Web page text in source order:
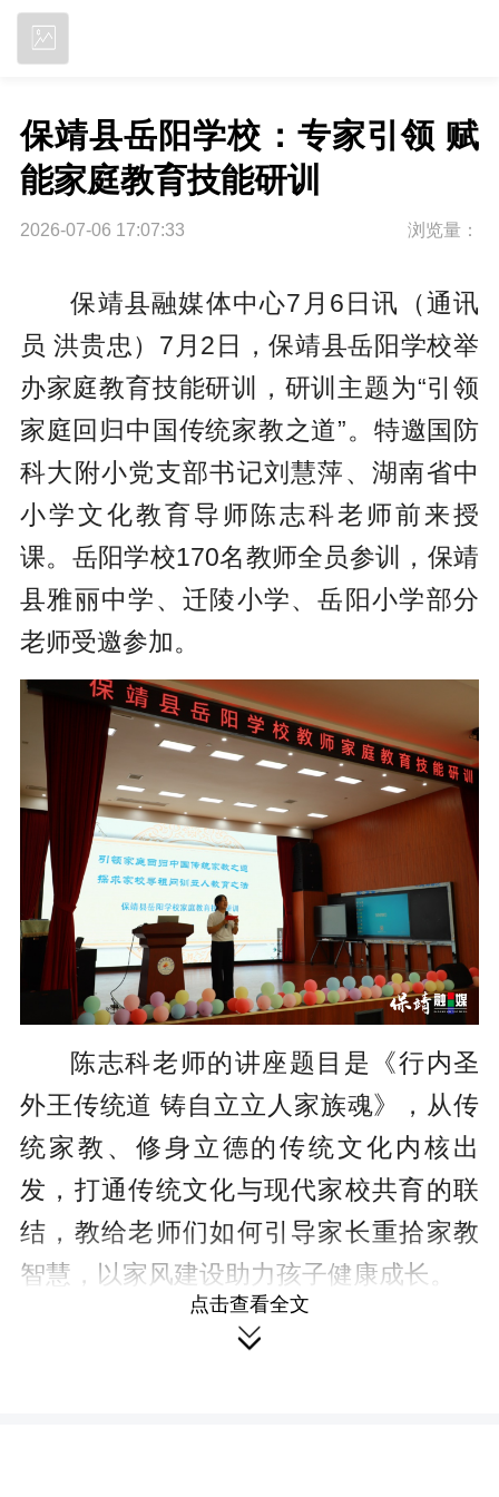
保靖县岳阳学校：专家引领 赋
能家庭教育技能研训
2026-07-06 17:07:33 浏览量：
保靖县融媒体中心7月6日讯（通讯
员 洪贵忠）7月2日，保靖县岳阳学校举
办家庭教育技能研训，研训主题为“引领
家庭回归中国传统家教之道”。特邀国防
科大附小党支部书记刘慧萍、湖南省中
小学文化教育导师陈志科老师前来授
课。岳阳学校170名教师全员参训，保靖
县雅丽中学、迁陵小学、岳阳小学部分
老师受邀参加。
陈志科老师的讲座题目是《行内圣
外王传统道 铸自立立人家族魂》，从传
统家教、修身立德的传统文化内核出
发，打通传统文化与现代家校共育的联
结，教给老师们如何引导家长重拾家教
智慧，以家风建设助力孩子健康成长。
刘慧萍老师带来的讲座是《曾国藩
点击查看全文
